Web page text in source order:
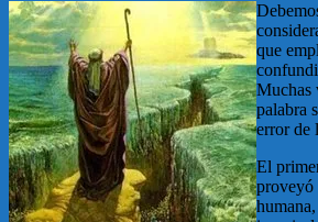
que
Muchas
palabra
error de
El
proveyó